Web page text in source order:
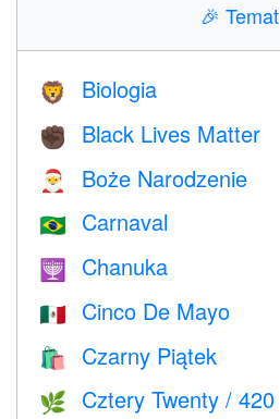
🎉 Temat
🦁 Biologia
✊🏿 Black Lives Matter
🎅 Boże Narodzenie
🇧🇷 Carnaval
🕎 Chanuka
🇲🇽 Cinco De Mayo
🛍 Czarny Piątek
🌿 Cztery Twenty / 420